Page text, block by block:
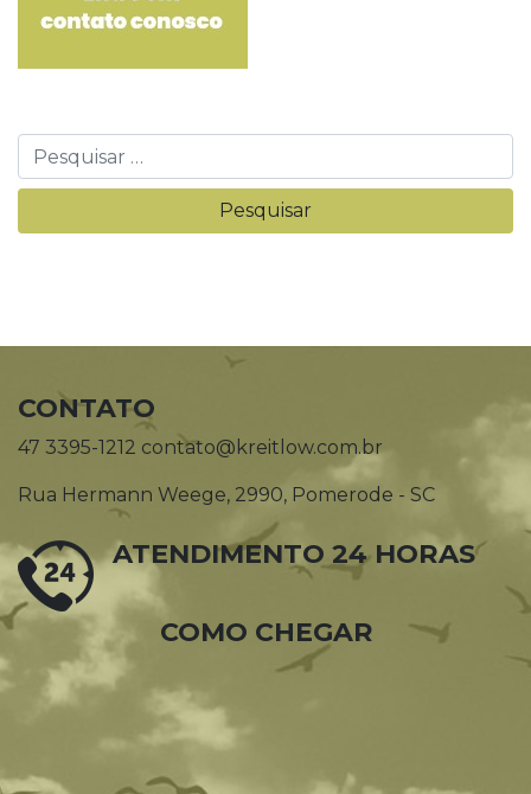
CONTATO
47 3395-1212 contato@kreitlow.com.br
Rua Hermann Weege, 2990, Pomerode - SC
ATENDIMENTO 24 HORAS
COMO CHEGAR